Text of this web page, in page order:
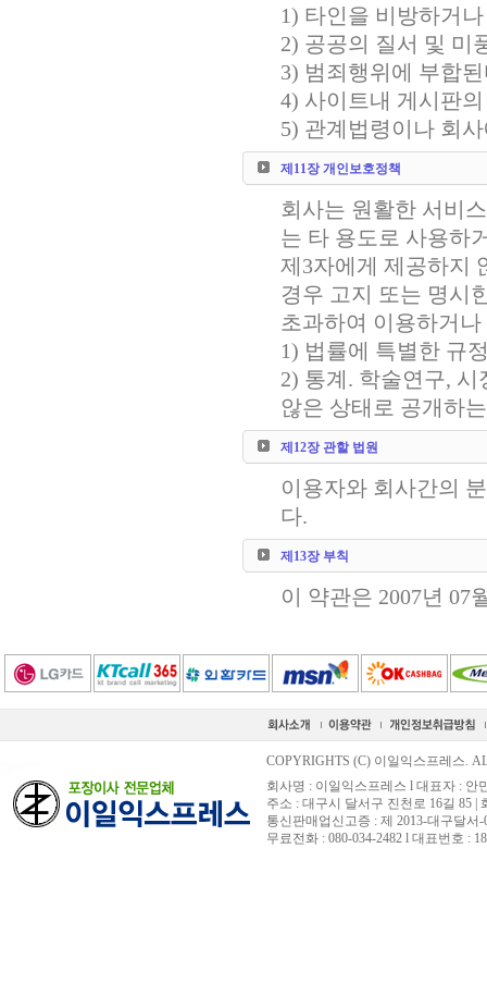
1) 타인을 비방하거
2) 공공의 질서 및 미
3) 범죄행위에 부합
4) 사이트내 게시판
5) 관계법령이나 회
제11장 개인보호정책
회사는 원활한 서비
는 타 용도로 사용하
제3자에게 제공하지
경우 고지 또는 명시
초과하여 이용하거
1) 법률에 특별한 규
2) 통계. 학술연구,
않은 상태로 공개하
제12장 관할 법원
이용자와 회사간의
다.
제13장 부칙
이 약관은 2007년 07
COPYRIGHTS (C) 이일익스프레스.
회사명 : 이일익스프레스 l 대표자 : 안
주소 : 대구시 달서구 진천로 16길 85 |
통신판매업신고증 : 제 2013-대구달서-
무료전화 : 080-034-2482 l 대표번호 :